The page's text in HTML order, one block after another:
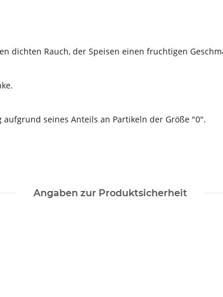
dichten Rauch, der Speisen einen fruchtigen
seines Anteils an Partikeln der Größe "0".
Angaben zur Produktsicherheit